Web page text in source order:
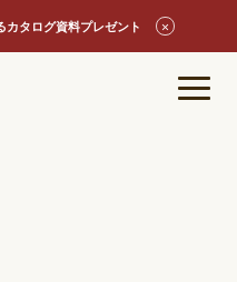
タログ資料プレゼント